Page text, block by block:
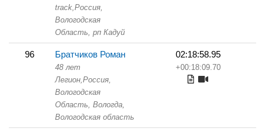
track,Россия,
Вологодская
Область, рп Кадуй
96 Братчиков Роман
48 лет
Легион,Россия,
Вологодская
Область, Вологда,
Вологодская область
02:18:58.95
+00:18:09.70